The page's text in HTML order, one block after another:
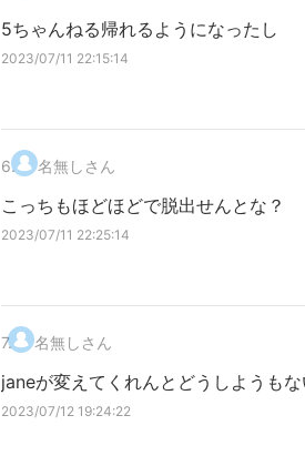
5ちゃんねる帰れるようになったし
2023/07/11 22:15:14
6. 名無しさん
こっちもほどほどで脱出せんとな？
2023/07/11 22:25:14
7. 名無しさん
janeが変えてくれんとどうしようも
2023/07/12 19:24:22